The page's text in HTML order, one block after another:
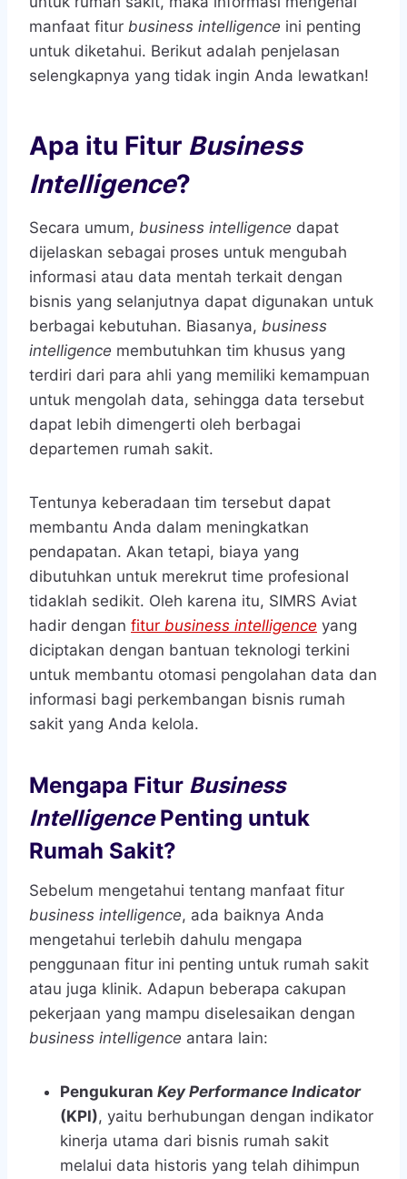
manfaat fitur business intelligence ini penting
untuk diketahui. Berikut adalah penjelasan
selengkapnya yang tidak ingin Anda lewatkan!
Apa itu Fitur Business
Intelligence?
Secara umum, business intelligence dapat
dijelaskan sebagai proses untuk mengubah
informasi atau data mentah terkait dengan
bisnis yang selanjutnya dapat digunakan untuk
berbagai kebutuhan. Biasanya, business
intelligence membutuhkan tim khusus yang
terdiri dari para ahli yang memiliki kemampuan
untuk mengolah data, sehingga data tersebut
dapat lebih dimengerti oleh berbagai
departemen rumah sakit.
Tentunya keberadaan tim tersebut dapat
membantu Anda dalam meningkatkan
pendapatan. Akan tetapi, biaya yang
dibutuhkan untuk merekrut time profesional
tidaklah sedikit. Oleh karena itu, SIMRS Aviat
hadir dengan fitur business intelligence yang
diciptakan dengan bantuan teknologi terkini
untuk membantu otomasi pengolahan data dan
informasi bagi perkembangan bisnis rumah
sakit yang Anda kelola.
Mengapa Fitur Business
IntelligencePenting untuk
Rumah Sakit?
Sebelum mengetahui tentang manfaat fitur
business intelligence, ada baiknya Anda
mengetahui terlebih dahulu mengapa
penggunaan fitur ini penting untuk rumah sakit
atau juga klinik. Adapun beberapa cakupan
pekerjaan yang mampu diselesaikan dengan
business intelligence antara lain:
Pengukuran Key Performance Indicator
(KPI), yaitu berhubungan dengan indikator
kinerja utama dari bisnis rumah sakit
melalui data historis yang telah dihimpun